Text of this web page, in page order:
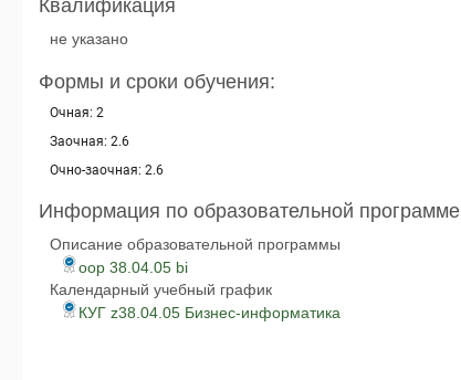
Квалификация
не указано
Формы и сроки обучения:
Очная: 2
Заочная: 2.6
Очно-заочная: 2.6
Информация по образовательной программе
Описание образовательной программы
oop 38.04.05 bi
Календарный учебный график
КУГ z38.04.05 Бизнес-информатика